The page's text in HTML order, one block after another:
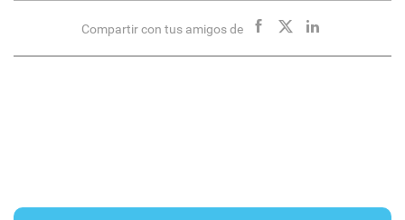
Compartir con tus amigos de